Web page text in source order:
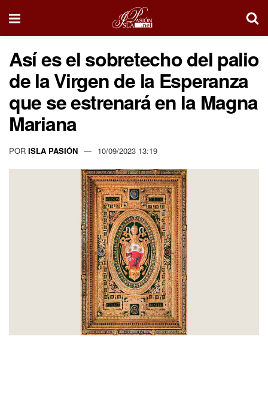
Así es el sobretecho del palio
de la Virgen de la Esperanza
que se estrenará en la Magna
Mariana
POR ISLA PASIÓN 10/09/2023 13:19